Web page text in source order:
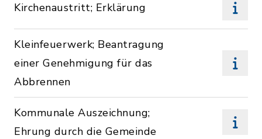
Kirchenaustritt; Erklärung
Kleinfeuerwerk; Beantragung
einer Genehmigung für das
Abbrennen
Kommunale Auszeichnung;
Ehrung durch die Gemeinde